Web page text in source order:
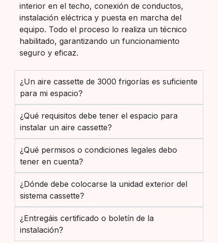
interior en el techo, conexión de conductos,
instalación eléctrica y puesta en marcha del
equipo. Todo el proceso lo realiza un técnico
habilitado, garantizando un funcionamiento
seguro y eficaz.
¿Un aire cassette de 3000 frigorías es suficiente
para mi espacio?
¿Qué requisitos debe tener el espacio para
instalar un aire cassette?
¿Qué permisos o condiciones legales debo
tener en cuenta?
¿Dónde debe colocarse la unidad exterior del
sistema cassette?
¿Entregáis certificado o boletín de la
instalación?